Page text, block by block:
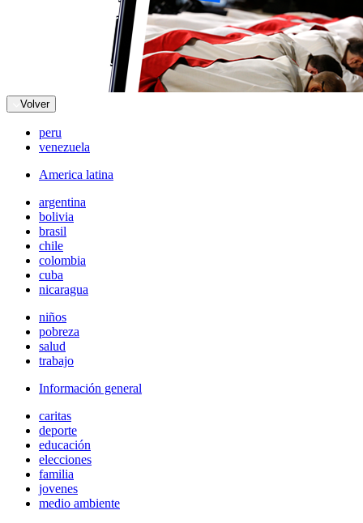
Volver
peru
venezuela
America latina
argentina
bolivia
brasil
chile
colombia
cuba
nicaragua
niños
pobreza
salud
trabajo
Información general
caritas
deporte
educación
elecciones
familia
jovenes
medio ambiente